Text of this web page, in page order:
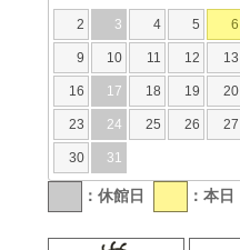
2 3 4 5 6
9 10 11 12 13
16 17 18 19 20
23 24 25 26 27
30 31
：休館日 ：本日